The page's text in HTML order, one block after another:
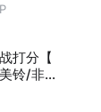
打分【
铃/非凡/